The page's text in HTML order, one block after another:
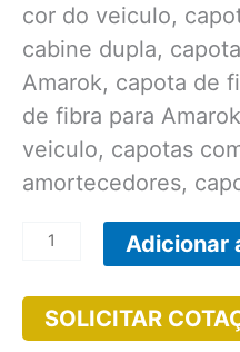
cor do veiculo,
cabine dupla,
Amarok, capota de
de fibra para
veiculo, capotas
amortecedores,
CPR37
Capota
de
Adicionar
SOLICITAR